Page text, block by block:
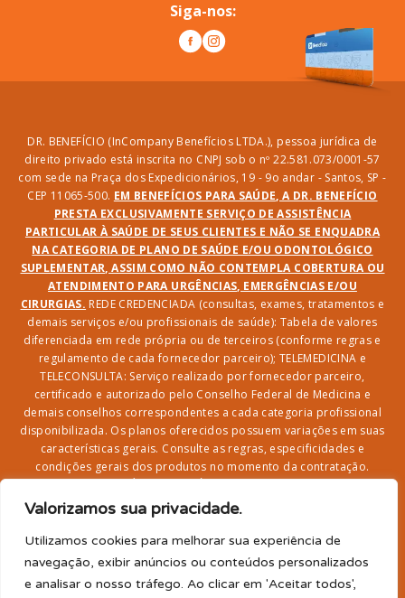
Valorizamos sua privacidade.
Utilizamos cookies para melhorar sua experiência de
navegação, exibir anúncios ou conteúdos personalizados
e analisar o nosso tráfego. Ao clicar em 'Aceitar todos',
Siga-nos:
DR. BENEFÍCIO (InCompany Benefícios LTDA.), pessoa jurídica de
direito privado está inscrita no CNPJ sob o nº 22.581.073/0001-57
com sede na Praça dos Expedicionários, 19 - 9o andar - Santos, SP -
CEP 11065-500. EM BENEFÍCIOS PARA SAÚDE, A DR. BENEFÍCIO
PRESTA EXCLUSIVAMENTE SERVIÇO DE ASSISTÊNCIA
PARTICULAR À SAÚDE DE SEUS CLIENTES E NÃO SE ENQUADRA
NA CATEGORIA DE PLANO DE SAÚDE E/OU ODONTOLÓGICO
SUPLEMENTAR, ASSIM COMO NÃO CONTEMPLA COBERTURA OU
ATENDIMENTO PARA URGÊNCIAS, EMERGÊNCIAS E/OU
CIRURGIAS. REDE CREDENCIADA (consultas, exames, tratamentos e
demais serviços e/ou profissionais de saúde): Tabela de valores
diferenciada em rede própria ou de terceiros (conforme regras e
regulamento de cada fornecedor parceiro); TELEMEDICINA e
TELECONSULTA: Serviço realizado por fornecedor parceiro,
certificado e autorizado pelo Conselho Federal de Medicina e
demais conselhos correspondentes a cada categoria profissional
disponibilizada. Os planos oferecidos possuem variações em suas
características gerais. Consulte as regras, especificidades e
condições gerais dos produtos no momento da contratação.
serviços na rede credenciada;SEGURO DE VIDA, ACIDENTES
PESSOAIS, ASSISTÊNCIA FUNERAL 24H, ASSISTÊNCIA
RESIDENCIAL E SORTEIO: Produto com registro SUSEP
garantido pela SEGUROS SURA (CNPJ sob o nº
adesão/elegibilidade de 64 anos (titular) e carência de 60